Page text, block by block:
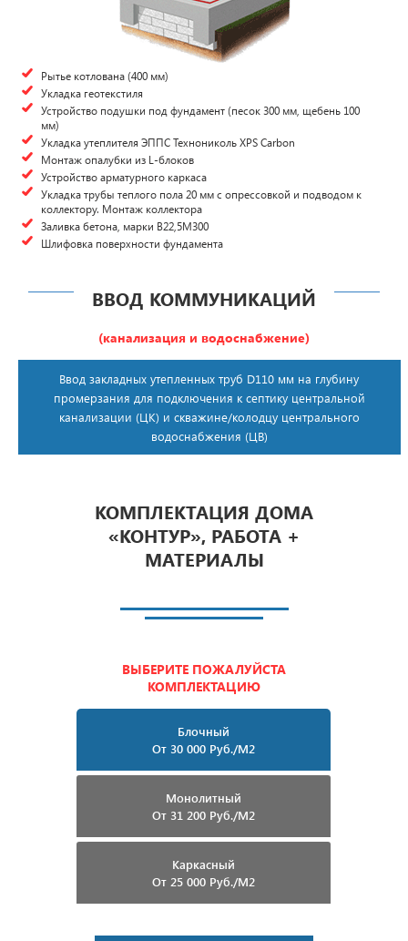
Рытье котлована (400 мм)
Укладка геотекстиля
Устройство подушки под фундамент (песок 300 мм, щебень 100
мм)
Укладка утеплителя ЭППС Технониколь XPS Carbon
Монтаж опалубки из L-блоков
Устройство арматурного каркаса
Укладка трубы теплого пола 20 мм с опрессовкой и подводом к
коллектору. Монтаж коллектора
Заливка бетона, марки В22,5М300
Шлифовка поверхности фундамента
ВВОД КОММУНИКАЦИЙ
(канализация и водоснабжение)
Ввод закладных утепленных труб D110 мм на глубину
промерзания для подключения к септику центральной
канализации (ЦК) и скважине/колодцу центрального
водоснабжения (ЦВ)
КОМПЛЕКТАЦИЯ ДОМА
«КОНТУР», РАБОТА +
МАТЕРИАЛЫ
ВЫБЕРИТЕ ПОЖАЛУЙСТА
КОМПЛЕКТАЦИЮ
Блочный
От 30 000 Руб./м2
Монолитный
От 31 200 Руб./м2
Каркасный
От 25 000 Руб./м2